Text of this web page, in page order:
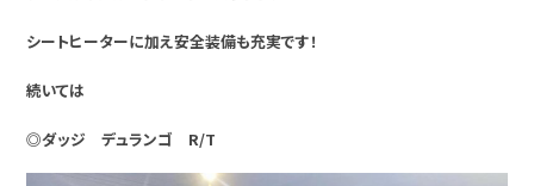
シートヒーターに加え安全装備も充実です！
続いては
◎ダッジ デュランゴ R/T